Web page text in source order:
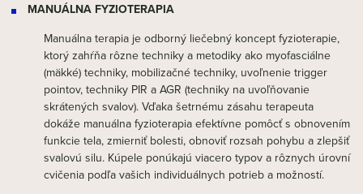
MANUÁLNA FYZIOTERAPIA
Manuálna terapia je odborný liečebný koncept fyzioterapie,
ktorý zahŕňa rôzne techniky a metodiky ako myofasciálne
(mäkké) techniky, mobilizačné techniky, uvoľnenie trigger
pointov, techniky PIR a AGR (techniky na uvoľňovanie
skrátených svalov). Vďaka šetrnému zásahu terapeuta
dokáže manuálna fyzioterapia efektívne pomôcť s obnovením
funkcie tela, zmierniť bolesti, obnoviť rozsah pohybu a zlepšiť
svalovú silu. Kúpele ponúkajú viacero typov a rôznych úrovní
cvičenia podľa vašich individuálnych potrieb a možností.